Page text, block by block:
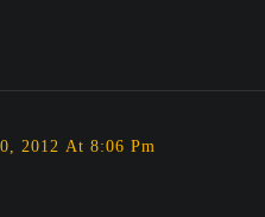
2012 At 8:06 Pm